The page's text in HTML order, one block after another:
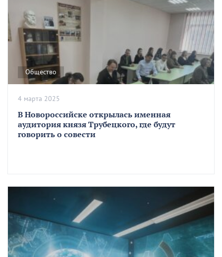
Общество
В Новороссийске открылась именная
аудитория князя Трубецкого, где будут
говорить о совести
4 марта 2025